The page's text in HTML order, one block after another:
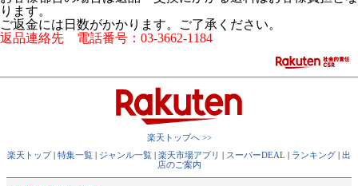
ります。
ご返金には日数がかかります。ご了承ください。
返品連絡先 電話番号：03-3662-1184
楽天トップへ >>
楽天トップ| 特集一覧 | ジャンル一覧 | 楽天市場アプリ | スーパーDEAL | ランキング | 出
店のご案内